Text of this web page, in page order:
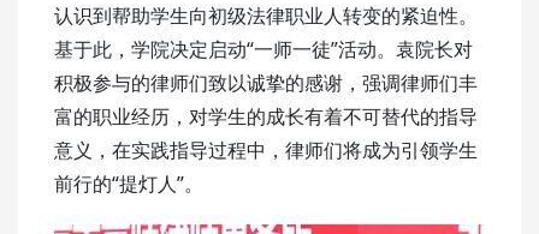
认识到帮助学生向初级法律职业人转变的紧迫性。
基于此，学院决定启动“一师一徒”活动。袁院长对
积极参与的律师们致以诚挚的感谢，强调律师们丰
富的职业经历，对学生的成长有着不可替代的指导
意义，在实践指导过程中，律师们将成为引领学生
前行的“提灯人”。